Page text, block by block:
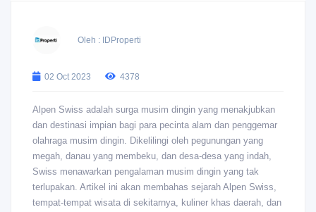
Oleh : IDProperti
02 Oct 2023 4378
Alpen Swiss adalah surga musim dingin yang menakjubkan
dan destinasi impian bagi para pecinta alam dan penggemar
olahraga musim dingin. Dikelilingi oleh pegunungan yang
megah, danau yang membeku, dan desa-desa yang indah,
Swiss menawarkan pengalaman musim dingin yang tak
terlupakan. Artikel ini akan membahas sejarah Alpen Swiss,
tempat-tempat wisata di sekitarnya, kuliner khas daerah, dan